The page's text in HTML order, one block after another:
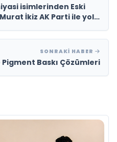
isimlerinden Eski
İkiz AK Parti ile yola
SONRAKI HABER
Baskı Çözümleri